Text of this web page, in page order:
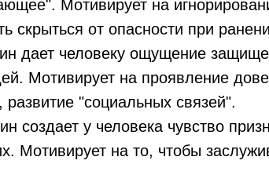
Мотивирует на
скрыться от опасности при
дает человеку ощущение
Мотивирует на проявление
"социальных связей".
создает у человека чувство
Мотивирует на то, чтобы